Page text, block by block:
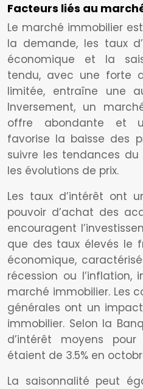
Facteurs liés au
Le marché immobilier
la demande, les taux
économique et la
tendu, avec une forte
limitée, entraîne une
Inversement, un
offre abondante et
favorise la baisse des
suivre les tendances
les évolutions de prix.
Les taux d’intérêt ont
pouvoir d’achat des
encouragent
que des taux élevés le
économique,
récession ou l’inflation,
marché immobilier. Les
générales ont un
immobilier. Selon la
d’intérêt moyens
étaient de 3.5% en
La saisonnalité peut